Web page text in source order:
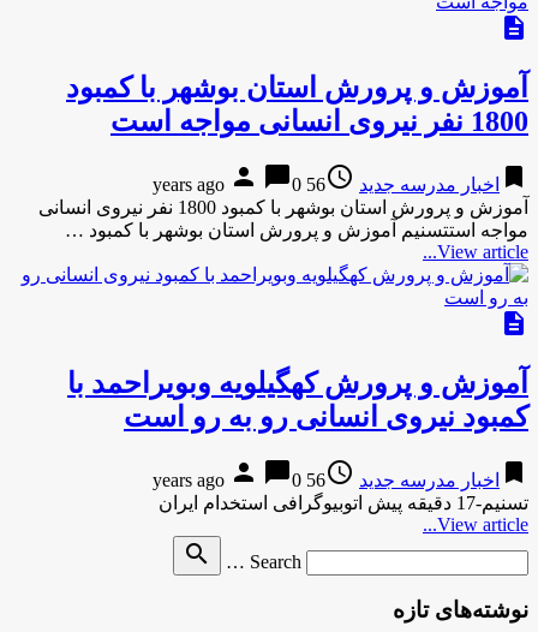
description
آموزش و پرورش استان بوشهر با کمبود
1800 نفر نیروی انسانی مواجه است
bookmark اخبار مدرسه جدید access_time
56 years ago
person chat_bubble0
آموزش و پرورش استان بوشهر با کمبود 1800 نفر نیروی انسانی
مواجه استتسنیم آموزش و پرورش استان بوشهر با کمبود …
View article...
description
آموزش و پرورش کهگیلویه وبویراحمد با
کمبود نیروی انسانی رو به رو است
bookmark اخبار مدرسه جدید access_time
56 years ago
person chat_bubble0
تسنیم-17 دقیقه پیش اتوبیوگرافی استخدام ایران
View article...
Search …
search
نوشته‌های تازه